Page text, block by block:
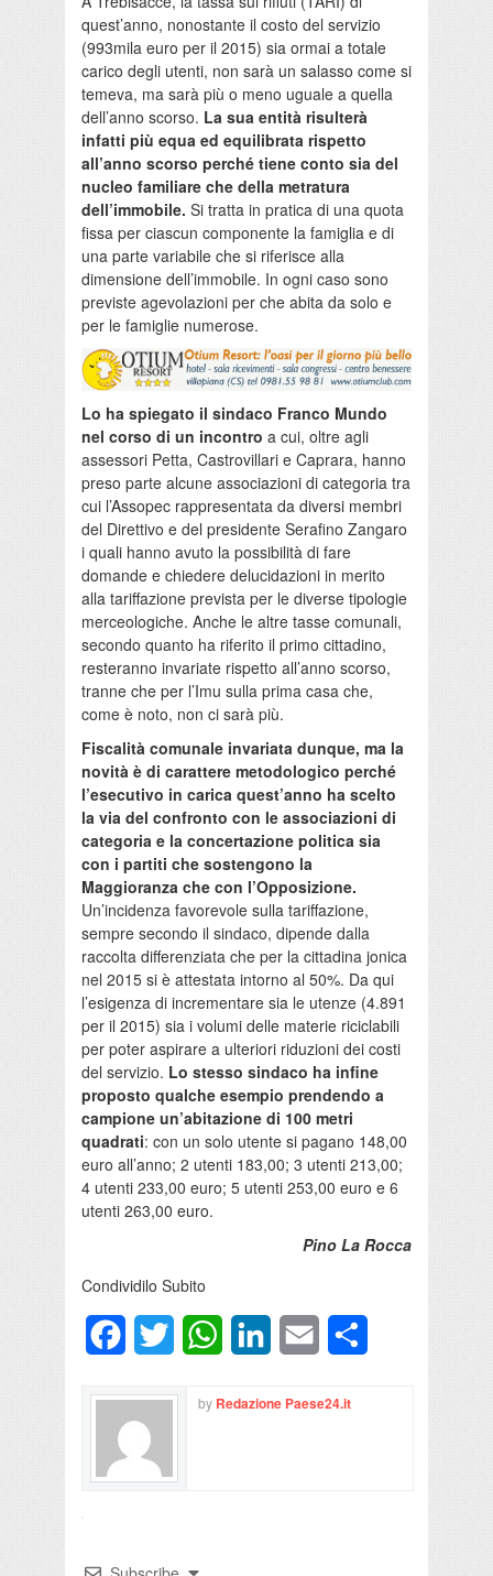
quest’anno, nonostante il costo del servizio
(993mila euro per il 2015) sia ormai a totale
carico degli utenti, non sarà un salasso come si
temeva, ma sarà più o meno uguale a quella
dell’anno scorso. La sua entità risulterà
infatti più equa ed equilibrata rispetto
all’anno scorso perché tiene conto sia del
nucleo familiare che della metratura
dell’immobile. Si tratta in pratica di una quota
fissa per ciascun componente la famiglia e di
una parte variabile che si riferisce alla
dimensione dell’immobile. In ogni caso sono
previste agevolazioni per che abita da solo e
per le famiglie numerose.
Lo ha spiegato il sindaco Franco Mundo
nel corso di un incontro a cui, oltre agli
assessori Petta, Castrovillari e Caprara, hanno
preso parte alcune associazioni di categoria tra
cui l’Assopec rappresentata da diversi membri
del Direttivo e del presidente Serafino Zangaro
i quali hanno avuto la possibilità di fare
domande e chiedere delucidazioni in merito
alla tariffazione prevista per le diverse tipologie
merceologiche. Anche le altre tasse comunali,
secondo quanto ha riferito il primo cittadino,
resteranno invariate rispetto all’anno scorso,
tranne che per l’Imu sulla prima casa che,
come è noto, non ci sarà più.
Fiscalità comunale invariata dunque, ma la
novità è di carattere metodologico perché
l’esecutivo in carica quest’anno ha scelto
la via del confronto con le associazioni di
categoria e la concertazione politica sia
con i partiti che sostengono la
Maggioranza che con l’Opposizione.
Un’incidenza favorevole sulla tariffazione,
sempre secondo il sindaco, dipende dalla
raccolta differenziata che per la cittadina jonica
nel 2015 si è attestata intorno al 50%. Da qui
l’esigenza di incrementare sia le utenze (4.891
per il 2015) sia i volumi delle materie riciclabili
per poter aspirare a ulteriori riduzioni dei costi
del servizio. Lo stesso sindaco ha infine
proposto qualche esempio prendendo a
campione un’abitazione di 100 metri
quadrati: con un solo utente si pagano 148,00
euro all’anno; 2 utenti 183,00; 3 utenti 213,00;
4 utenti 233,00 euro; 5 utenti 253,00 euro e 6
utenti 263,00 euro.
Pino La Rocca
Condividilo Subito
FacebookTwitter WhatsAppLinkedInEmail
by Redazione Paese24.it